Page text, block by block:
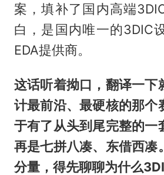
案，填补了国内高端
白，是国内唯一的3DIC
EDA提供商。
这话听着拗口，翻译一下
计最前沿、最硬核的那个
于有了从头到尾完整的一
再是七拼八凑、东借西凑
分量，得先聊聊为什么